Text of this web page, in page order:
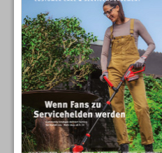
TK- und ACD-Systeme